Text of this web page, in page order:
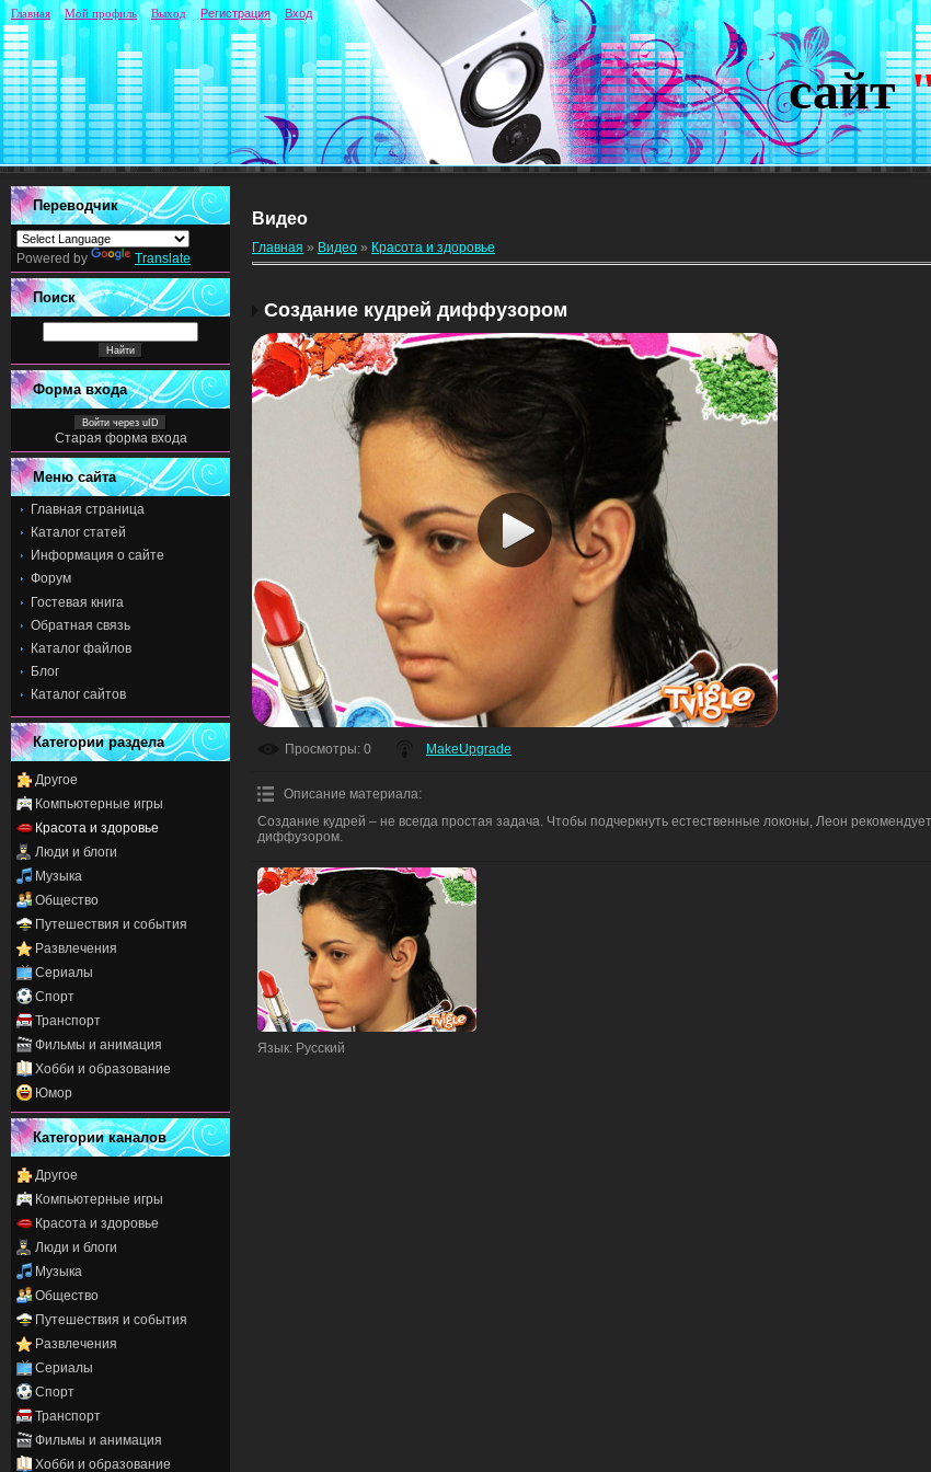
сайт
Главная Мой профиль Выход Регистрация Вход
Переводчик
Powered by Translate
Поиск
Форма входа
Войти через uID
Старая форма входа
Меню сайта
Главная страница
Каталог статей
Информация о сайте
Форум
Гостевая книга
Обратная связь
Каталог файлов
Блог
Каталог сайтов
Категории раздела
Другое
Компьютерные игры
Красота и здоровье
Люди и блоги
Музыка
Общество
Путешествия и события
Развлечения
Сериалы
Спорт
Транспорт
Фильмы и анимация
Хобби и образование
Юмор
Категории каналов
Другое
Компьютерные игры
Красота и здоровье
Люди и блоги
Музыка
Общество
Путешествия и события
Развлечения
Сериалы
Спорт
Транспорт
Фильмы и анимация
Хобби и образование
Видео
Главная » Видео » Красота и здоровье
Создание кудрей диффузором
Просмотры: 0 MakeUpgrade
Описание материала:
Создание кудрей – не всегда простая задача. Чтобы подчеркнуть естественные локоны, Леон
диффузором.
Язык: Русский